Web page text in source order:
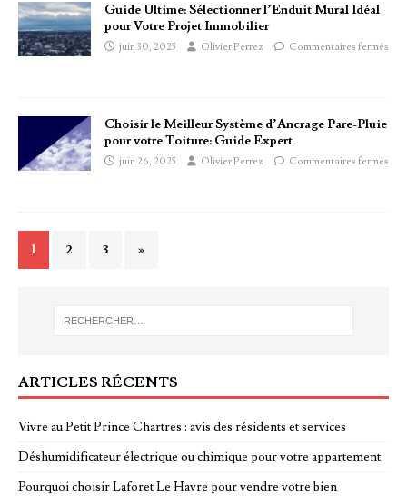
Guide Ultime: Sélectionner l’Enduit Mural Idéal
pour Votre Projet Immobilier
juin 30, 2025 Olivier Perrez Commentaires fermés
Choisir le Meilleur Système d’Ancrage Pare-Pluie
pour votre Toiture: Guide Expert
juin 26, 2025 Olivier Perrez Commentaires fermés
1 2 3 »
ARTICLES RÉCENTS
Vivre au Petit Prince Chartres : avis des résidents et services
Déshumidificateur électrique ou chimique pour votre appartement
Pourquoi choisir Laforet Le Havre pour vendre votre bien